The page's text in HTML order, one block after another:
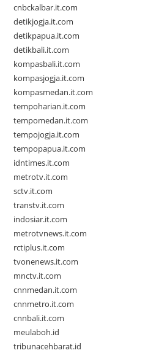
cnbckalbar.it.com
detikjogja.it.com
detikpapua.it.com
detikbali.it.com
kompasbali.it.com
kompasjogja.it.com
kompasmedan.it.com
tempoharian.it.com
tempomedan.it.com
tempojogja.it.com
tempopapua.it.com
idntimes.it.com
metrotv.it.com
sctv.it.com
transtv.it.com
indosiar.it.com
metrotvnews.it.com
rctiplus.it.com
tvonenews.it.com
mnctv.it.com
cnnmedan.it.com
cnnmetro.it.com
cnnbali.it.com
meulaboh.id
tribunacehbarat.id